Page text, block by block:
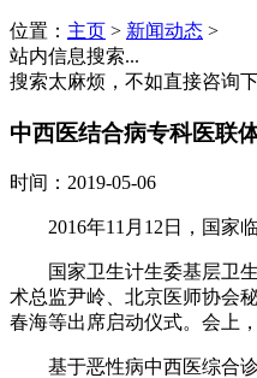
位置： 主页 > 新闻动态 >
站内信息搜索...
搜索太麻烦，不如直接咨询下
中西医结合病专科医联
时间：2019-05-06
2016年11月12日，国家临
国家卫生计生委基层卫生
术总监尹岭、北京医师协会
春海等出席启动仪式。会上
基于恶性病中西医综合诊